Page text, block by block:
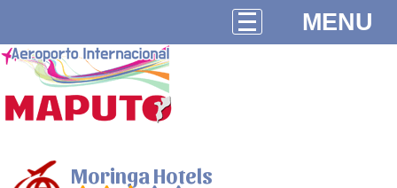
MENU
Moringa Hotels